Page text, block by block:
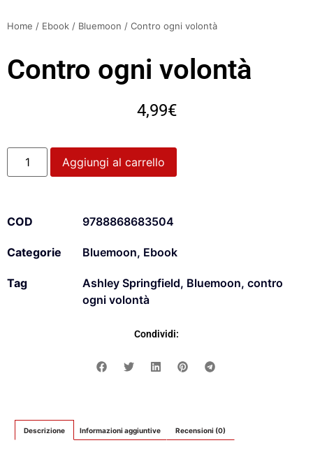
Home / Ebook / Bluemoon / Contro ogni volontà
Contro ogni volontà
4,99€
Aggiungi al carrello
COD 9788868683504
Categorie Bluemoon, Ebook
Tag Ashley Springfield, Bluemoon, contro
ogni volontà
Condividi:
Descrizione Informazioni aggiuntive Recensioni (0)